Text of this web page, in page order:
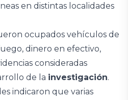
en distintas localidades
ocupados vehículos de
dinero en efectivo,
consideradas
de la investigación.
indicaron que varias